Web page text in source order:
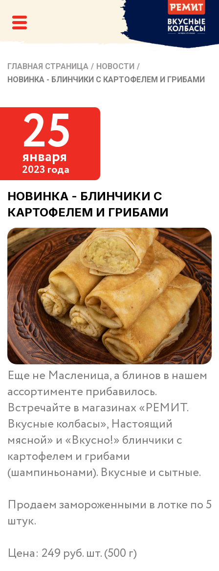
ГЛАВНАЯ СТРАНИЦА / НОВОСТИ /
НОВИНКА - БЛИНЧИКИ С КАРТОФЕЛЕМ И ГРИБАМИ
25
января
2023 года
НОВИНКА - БЛИНЧИКИ С
КАРТОФЕЛЕМ И ГРИБАМИ
Еще не Масленица, а блинов в нашем
ассортименте прибавилось.
Встречайте в магазинах «РЕМИТ.
Вкусные колбасы», Настоящий
мясной» и «Вкусно!» блинчики с
картофелем и грибами
(шампиньонами). Вкусные и сытные.
Продаем замороженными в лотке по 5
штук.
Цена: 249 руб. шт. (500 г)